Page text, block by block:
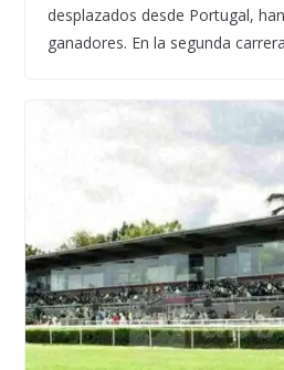
desplazados desde Portugal,
ganadores. En la segunda